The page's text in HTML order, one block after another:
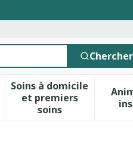
Chercher
vitamineset enfants
catégorie Vitalité 50+
sous-menu pour la
Soins à domicile
et premiers
soins
Afficher le sous-